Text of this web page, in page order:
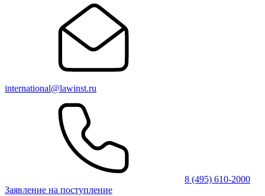
international@lawinst.ru
8 (495) 610-2000
Заявление на поступление